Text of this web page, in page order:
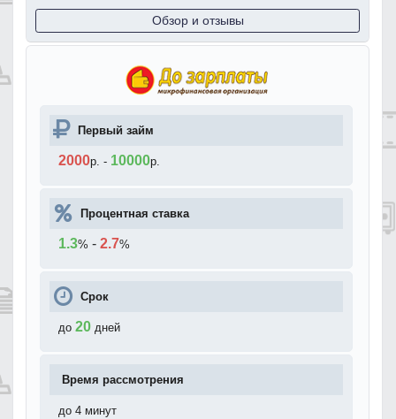
Обзор и отзывы
Первый займ
2000р. - 10000р.
Процентная ставка
1.3% - 2.7%
Срок
до 20 дней
Время рассмотрения
до 4 минут